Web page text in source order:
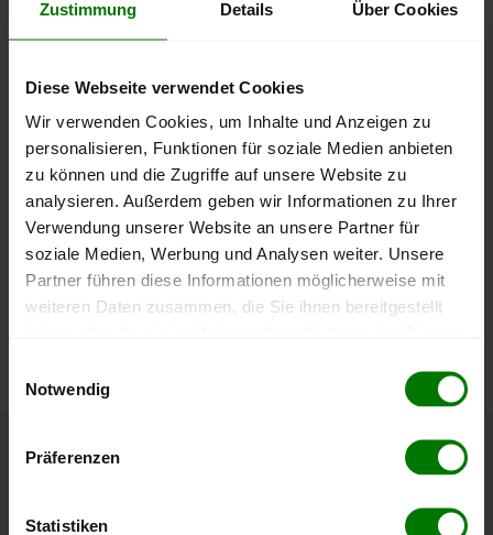
Zustimmung Details Über Cookies
Diese Webseite verwendet Cookies
Wir verwenden Cookies, um Inhalte und Anzeigen zu
personalisieren, Funktionen für soziale Medien anbieten
zu können und die Zugriffe auf unsere Website zu
analysieren. Außerdem geben wir Informationen zu Ihrer
Verwendung unserer Website an unsere Partner für
soziale Medien, Werbung und Analysen weiter. Unsere
Partner führen diese Informationen möglicherweise mit
weiteren Daten zusammen, die Sie ihnen bereitgestellt
Notwendig
Präferenzen
Statistiken
lose Ware Sackware
September
2025
Januar
2026
Mai
2026
250 €
300 €
350 €
400 €
Die aktuelle Preisentwicklung für Holzpellets in Deutschland
Höchst- und Tiefststände der
Pelletspreise in Leutenbach